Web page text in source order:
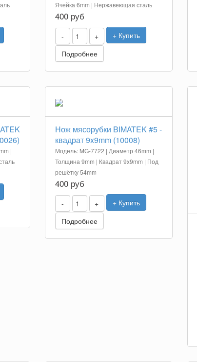
Ячейка 6mm | Нержавеющая сталь
400 руб
- +
+ Купить
Подробнее
|
Нож мясорубки BIMATEK #5 -
квадрат 9x9mm (10008)
Модель: MG-7722 | Диаметр 46mm |
Толщина 9mm | Квадрат 9x9mm | Под
решётку 54mm
400 руб
- +
+ Купить
Подробнее